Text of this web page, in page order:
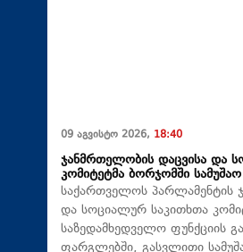
09 აგვისტო 2026, 18:40
ჯანმრთელობის დაცვისა და
კომიტეტმა ბორჯომში
საქართველოს პარლამენტის
და სოციალურ საკითხთა
საზედამხედველო ფუნქციის
ფარგლებში, გასვლითი